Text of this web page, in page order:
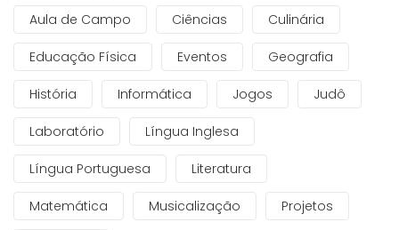
Aula de Campo Ciências Culinária
Educação Física Eventos Geografia
História Informática Jogos Judô
Laboratório Língua Inglesa
Língua Portuguesa Literatura
Matemática Musicalização Projetos